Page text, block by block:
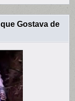
Gostava de